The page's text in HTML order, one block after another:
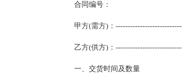
合同编号：
甲方(需方)：
乙方(供方)：
一、交货时间及数量